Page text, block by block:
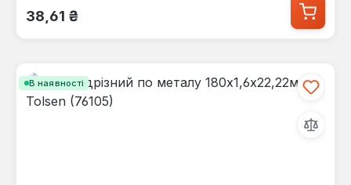
Звичайна ціна:
38,61 ₴
В наявності